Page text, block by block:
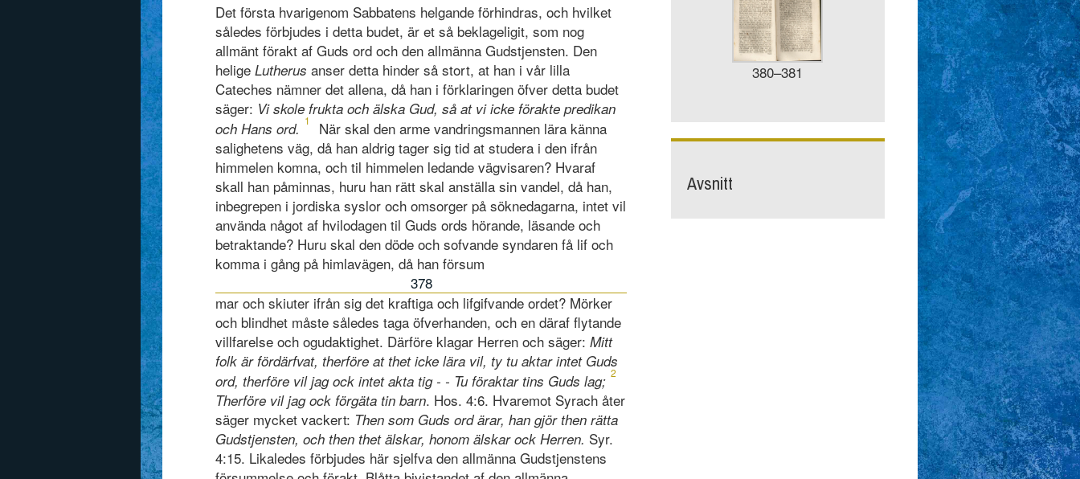
Det första hvarigenom Sabbatens helgande förhindras, och hvilket
således förbjudes i detta budet, är et så beklageligit, som nog
allmänt förakt af Guds ord och den allmänna Gudstjensten. Den
heligeLutherus anser detta hinder så stort, at han i vår lilla
Cateches nämner det allena, då han i förklaringen öfver detta budet
säger: Vi skole frukta och älska Gud, så at vi icke förakte predikan
och Hans ord. 1
När skal den arme vandringsmannen lära känna
salighetens väg, då han aldrig tager sig tid at studera i den ifrån
himmelen komna, och til himmelen ledande vägvisaren? Hvaraf
skall han påminnas, huru han rätt skal anställa sin vandel, då han,
inbegrepen i jordiska syslor och omsorger på söknedagarna, intet vil
använda något af hvilodagen til Guds ords hörande, läsande och
betraktande? Huru skal den döde och sofvande syndaren få lif och
komma i gång på himlavägen, då han försum
378
mar och skiuter ifrån sig det kraftiga och lifgifvande ordet? Mörker
och blindhet måste således taga öfverhanden, och en däraf flytande
villfarelse och ogudaktighet. Därföre klagar Herren och säger:Mitt
folk är fördärfvat, therföre at thet icke lära vil, ty tu aktar intet Guds
ord, therföre vil jag ock intet akta tig - - Tu föraktar tins Guds lag; 2
Therföre vil jag ock förgäta tin barn. Hos. 4:6. Hvaremot Syrach åter
säger mycket vackert: Then som Guds ord ärar, han gjör then rätta
Gudstjensten, och then thet älskar, honom älskar ock Herren. Syr.
4:15. Likaledes förbjudes här sjelfva den allmänna Gudstjenstens
380–381
Avsnitt